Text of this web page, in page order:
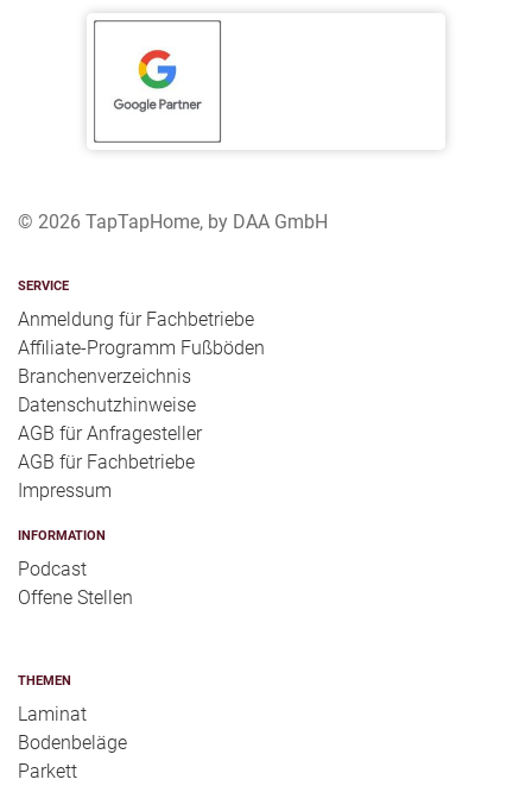
© 2026 TapTapHome, by DAA GmbH
SERVICE
Anmeldung für Fachbetriebe
Affiliate-Programm Fußböden
Branchenverzeichnis
Datenschutzhinweise
AGB für Anfragesteller
AGB für Fachbetriebe
Impressum
INFORMATION
Podcast
Offene Stellen
THEMEN
Laminat
Bodenbeläge
Parkett